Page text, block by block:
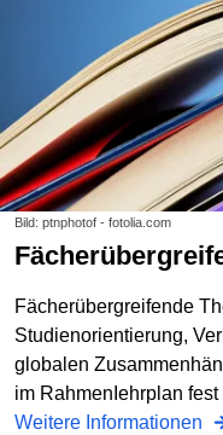
Bild: ptnphotof - fotolia.com
Fächerübergreifende
Studienorientierung,
globalen
im RahmenIehrplan fest
Weitere Informationen